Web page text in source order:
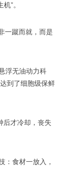
”。
一蹴而就，而是
浮无油动力科
到了细胞级保鲜
后才冷却，丧失
：食材一放入，